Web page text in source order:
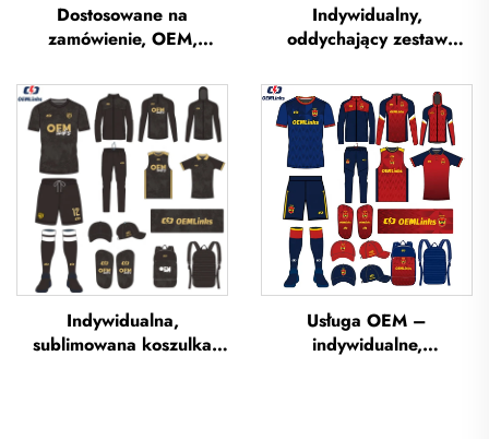
Dostosowane na
zamówienie, OEM,
piłkarskie z sublimacją,
koszulki drużynowe do
piłki nożnej, odzież
piłkarska, koszulki
futbolowe,
niestandardowe koszulki
piłkarskie
Indywidualny,
oddychający zestaw
usługa OEM,
indywidualne koszulki
piłkarskie, zestawy
jednolitych strojów
piłkarskich, sublimowane
koszulki piłkarskie
Indywidualna,
sublimowana koszulka
Usługa OEM –
indywidualne,